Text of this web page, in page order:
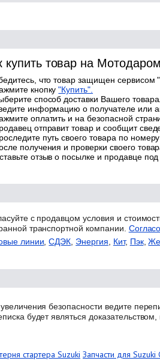
купить товар на
что товар защищен сервисом
кнопку"Купить".
способ доставки Вашего
информацию о получателе или
оплатить и на безопасной
отправит товар и сообщит
путь своего товара по
получения и проверки своего
отзыв о посылке и продавце
с продавцом условия и
транспортной компании.
линии ,СДЭК Энергия Кит, Пэк,
безопасности ведите
будет являться
стартера Suzuki Запчасти для Suzuki